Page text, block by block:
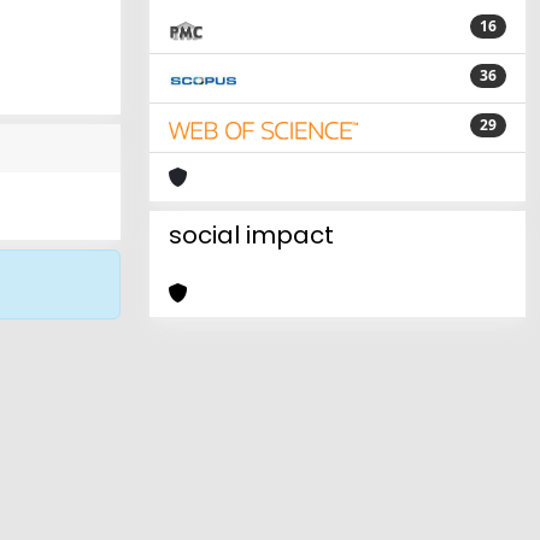
16
36
29
social impact